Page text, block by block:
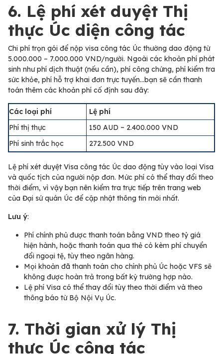
6. Lệ phí xét duyệt Thị
thực Úc diện công tác
Chi phí trọn gói để nộp visa công tác Úc thường dao động từ
5.000.000 – 7.000.000 VND/người. Ngoài các khoản phí phát
sinh như phí dịch thuật (nếu cần), phí công chứng, phí kiểm tra
sức khỏe, phí hỗ trợ khai đơn trực tuyến…bạn sẽ cần thanh
toán thêm các khoản phí cố định sau đây:
Các loại phí
Lệ phí
Phí thị thực
150 AUD ~ 2.400.000 VND
Phí sinh trắc học
272.500 VND
Lệ phí xét duyệt Visa công tác Úc dao động tùy vào loại Visa
và quốc tịch của người nộp đơn. Mức phí có thể thay đổi theo
thời điểm, vì vậy bạn nên kiểm tra trực tiếp trên trang web
của Đại sứ quán Úc để cập nhật thông tin mới nhất.
Lưu ý:
Phí chính phủ được thanh toán bằng VND theo tỷ giá
hiện hành, hoặc thanh toán qua thẻ có kèm phí chuyển
đổi ngoại tệ, tùy theo ngân hàng.
Mọi khoản đã thanh toán cho chính phủ Úc hoặc VFS sẽ
không được hoàn trả trong bất kỳ trường hợp nào.
Lệ phí Visa có thể thay đổi tùy theo thời điểm và theo
thông báo từ Bộ Nội Vụ Úc.
7. Thời gian xử lý Thị
thực Úc công tác